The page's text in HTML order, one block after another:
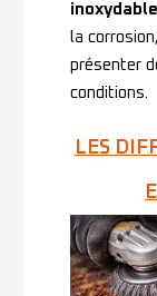
la
présenter
conditions.
LES